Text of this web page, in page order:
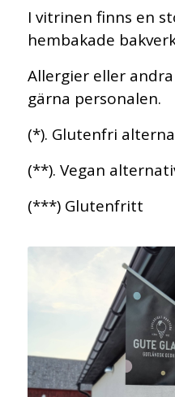
I vitrinen finns en
hembakade
Allergier eller
gärna personalen.
(*). Glutenfri
(**). Vegan
(***) Glutenfritt